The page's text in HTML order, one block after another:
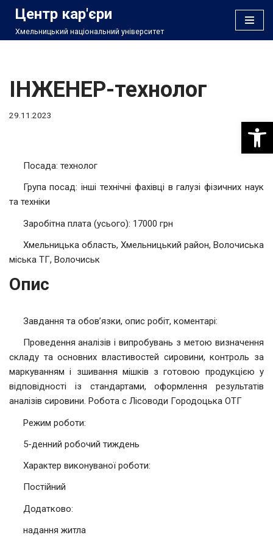
Перейти
Центр кар'єри
Хмельницький національний університет
ІНЖЕНЕР-технолог
29.11.2023
Посада: технолог
Група посад: інші технічні фахівці в галузі фізичних наук
та техніки
Заробітна плата (усього): 17000 грн
Хмельницька область, Хмельницький район, Волочиська
міська ТГ, Волочиськ
Опис
Завдання та обов’язки, опис робіт, коментарі:
Проведення аналізів і випробувань з метою визначення
складу та основних властивостей сировини, контроль за
маркуванням і зшивання мішків з готовою продукцією у
відповідності із стандартами, оформлення результатів
аналізів сировини. Робота с Лісоводи Городоцька ОТГ
Режим роботи:
5-денний робочий тиждень
Характер виконуваної роботи:
Постійний
Додатково:
надання житла